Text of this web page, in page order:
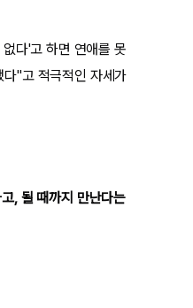
다'고 하면 연애를 못
"고 적극적인 자세가
, 될 때까지 만난다는